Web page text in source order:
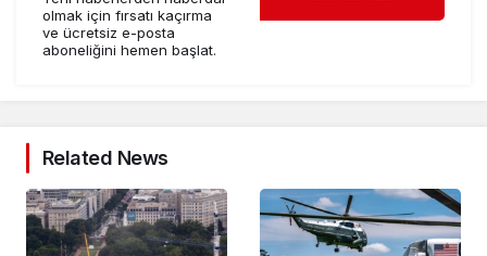
olmak için fırsatı kaçırma
ve ücretsiz e-posta
aboneliğini hemen başlat.
Related News